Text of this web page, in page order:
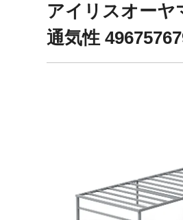
アイリスオーヤ
通気性